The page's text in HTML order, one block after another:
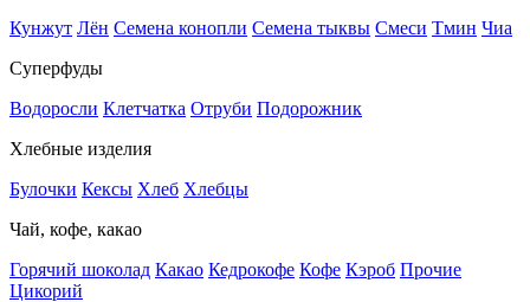
Кунжут Лён Семена конопли Семена тыквы Смеси Тмин Чиа
Суперфуды
Водоросли Клетчатка Отруби Подорожник
Хлебные изделия
Булочки Кексы Хлеб Хлебцы
Чай, кофе, какао
Горячий шоколад Какао Кедрокофе Кофе Кэроб Прочие
Цикорий